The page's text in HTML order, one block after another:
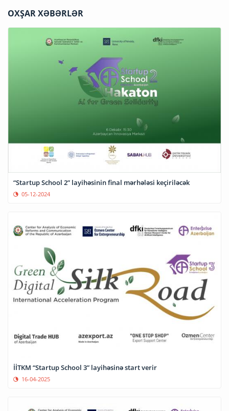
OXŞAR XƏBƏRLƏR
“Startup School 2” layihəsinin final mərhələsi keçiriləcək
05-12-2024
İİTKM “Startup School 3” layihəsinə start verir
16-04-2025